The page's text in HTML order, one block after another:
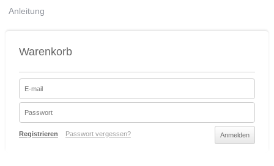
Anleitung
Warenkorb
Registrieren Passwort vergessen?